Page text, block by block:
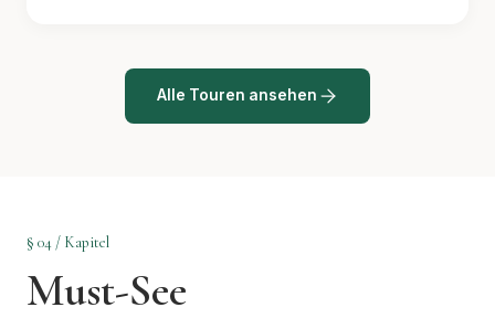
Alle Touren ansehen
§ 04 / Kapitel
Must-See